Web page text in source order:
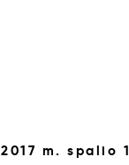
2017 m. spalio